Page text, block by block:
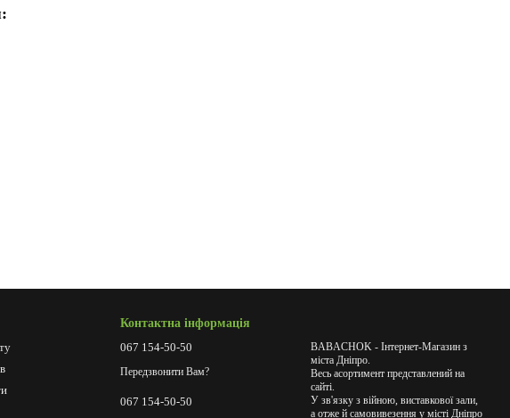
Контактна інформація
067 154-50-50
Передзвонити Вам?
067 154-50-50
BABACHOK - Інтернет-Магазин з
міста Дніпро.
Весь асортимент представлений на
сайті.
У зв'язку з війною, виставкової зали,
а отже й самовивезення у місті Дніпро